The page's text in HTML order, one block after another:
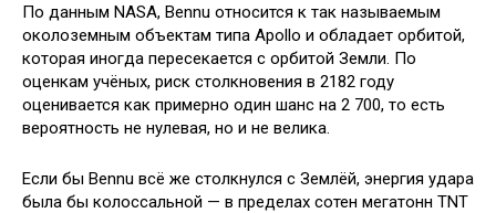
По данным NASA, Bennu относится к так называемым
околоземным объектам типа Apollo и обладает орбитой,
которая иногда пересекается с орбитой Земли. По
оценкам учёных, риск столкновения в 2182 году
оценивается как примерно один шанс на 2 700, то есть
вероятность не нулевая, но и не велика.
Если бы Bennu всё же столкнулся с Землёй, энергия удара
была бы колоссальной — в пределах сотен мегатонн TNT